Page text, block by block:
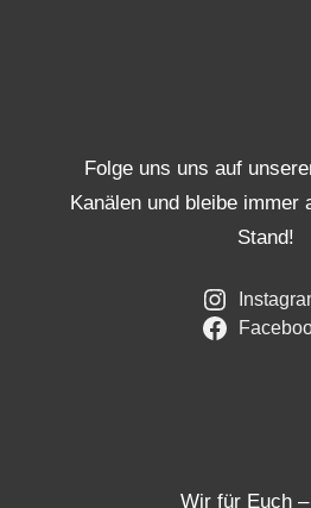
Folge uns uns auf
Kanälen und bleibe immer
Stand!
Wir für Euch